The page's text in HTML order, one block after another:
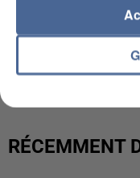
UN SECOND
INTERPELLÉ EN
RÉCEMMENT